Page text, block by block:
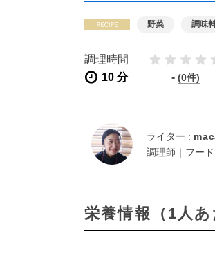
野菜 調味
調理時間
10 分
- (0件)
ライター :
調理師｜フー
栄養情報（1人あ